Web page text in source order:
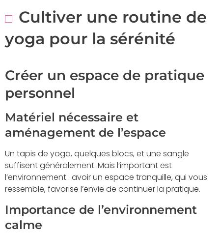
Cultiver une routine de
yoga pour la sérénité
Créer un espace de pratique
personnel
Matériel nécessaire et
aménagement de l’espace
Un tapis de yoga, quelques blocs, et une sangle
suffisent généralement. Mais l’important est
l’environnement : avoir un espace tranquille, qui vous
ressemble, favorise l’envie de continuer la pratique.
Importance de l’environnement
calme